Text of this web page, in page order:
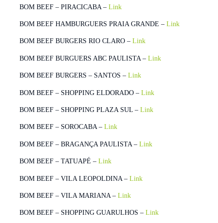
BOM BEEF – PIRACICABA – Link
BOM BEEF HAMBURGUERS PRAIA GRANDE – Link
BOM BEEF BURGERS RIO CLARO – Link
BOM BEEF BURGUERS ABC PAULISTA – Link
BOM BEEF BURGERS – SANTOS – Link
BOM BEEF – SHOPPING ELDORADO – Link
BOM BEEF – SHOPPING PLAZA SUL – Link
BOM BEEF – SOROCABA – Link
BOM BEEF – BRAGANÇA PAULISTA – Link
BOM BEEF – TATUAPÉ – Link
BOM BEEF – VILA LEOPOLDINA – Link
BOM BEEF – VILA MARIANA – Link
BOM BEEF – SHOPPING GUARULHOS – Link